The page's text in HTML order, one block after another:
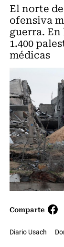
El norte
ofensiva
guerra.
1.400
médicas
Comparte
Diario Usach